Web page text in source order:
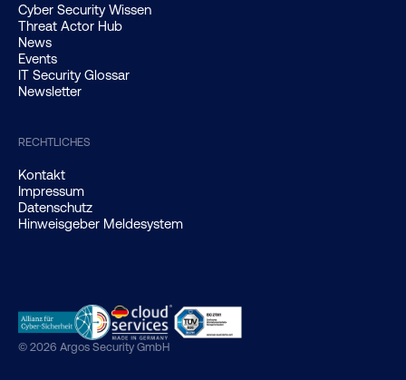
Cyber Security Wissen
Threat Actor Hub
News
Events
IT Security Glossar
Newsletter
RECHTLICHES
Kontakt
Impressum
Datenschutz
Hinweisgeber Meldesystem
© 2026 Argos Security GmbH